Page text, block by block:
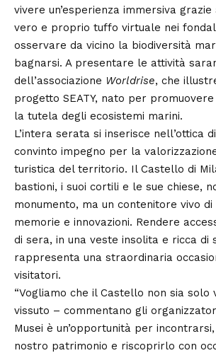
vivere un’esperienza immersiva grazie
vero e proprio tuffo virtuale nei
osservare da vicino la biodiversità
bagnarsi. A presentare le attività
dell’associazione Worldrise, che
progetto SEATY, nato per
la tutela degli ecosistemi marini.
L’intera serata si inserisce nell’ottica
convinto impegno per la
turistica del territorio. Il Castello di
bastioni, i suoi cortili e le sue chiese,
monumento, ma un contenitore vivo di
memorie e innovazioni. Rendere
di sera, in una veste insolita e ricca di
rappresenta una straordinaria
visitatori.
“Vogliamo che il Castello non sia solo
vissuto – commentano gli
Musei è un’opportunità per
nostro patrimonio e riscoprirlo con